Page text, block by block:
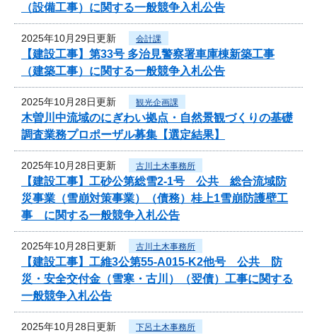
（設備工事）に関する一般競争入札公告
2025年10月29日更新 会計課
【建設工事】第33号 多治見警察署車庫棟新築工事
（建築工事）に関する一般競争入札公告
2025年10月28日更新 観光企画課
木曽川中流域のにぎわい拠点・自然景観づくりの基礎
調査業務プロポーザル募集【選定結果】
2025年10月28日更新 古川土木事務所
【建設工事】工砂公第総雪2-1号 公共 総合流域防
災事業（雪崩対策事業）（債務）桂上1雪崩防護壁工
事 に関する一般競争入札公告
2025年10月28日更新 古川土木事務所
【建設工事】工維3公第55-A015-K2他号 公共 防
災・安全交付金（雪寒・古川）（翌債）工事に関する
一般競争入札公告
2025年10月28日更新 下呂土木事務所